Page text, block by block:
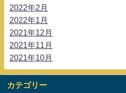
2022年2月
2022年1月
2021年12月
2021年11月
2021年10月
カテゴリー